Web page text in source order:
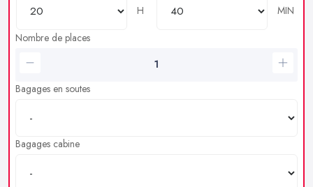
H
MIN
Nombre de places
Bagages en soutes
Bagages cabine